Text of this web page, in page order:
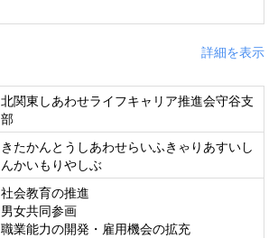
詳細を表示
北関東しあわせライフキャリア推進会守谷支
部
きたかんとうしあわせらいふきゃりあすいし
んかいもりやしぶ
社会教育の推進
男女共同参画
職業能力の開発・雇用機会の拡充